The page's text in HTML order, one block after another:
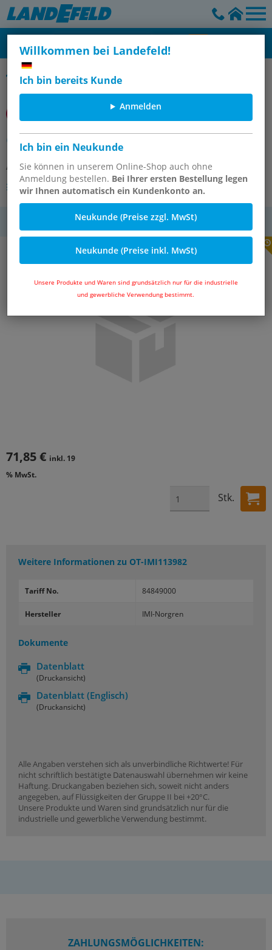
Willkommen bei Landefeld!
Ich bin bereits Kunde
Anmelden
Ich bin ein Neukunde
Sie können in unserem Online-Shop auch ohne
Anmeldung bestellen. Bei Ihrer ersten Bestellung legen
wir Ihnen automatisch ein Kundenkonto an.
Neukunde (Preise zzgl. MwSt)
Neukunde (Preise inkl. MwSt)
Unsere Produkte und Waren sind grundsätzlich nur für die industrielle
und gewerbliche Verwendung bestimmt.
Norgren US
CSK-25-13 Dichtungssatz
Artikelnummer: OT-IMI113982
Andere Varianten des Artikels
71,85 € inkl. 19
% MwSt.
Stk.
Weitere Informationen zu OT-IMI113982
Tariff No. 84849000
Hersteller IMI-Norgren
Dokumente
Datenblatt
(Druckansicht)
Datenblatt (Englisch)
(Druckansicht)
Alle Angaben verstehen sich als unverbindliche Richtwerte! Für
nicht schriftlich bestätigte Datenauswahl übernehmen wir keine
Haftung. Druckangaben beziehen sich, soweit nicht anders
angegeben, auf Flüssigkeiten der Gruppe II bei +20°C.
Unsere Produkte und Waren sind grundsätzlich nur für die
industrielle und gewerbliche Verwendung bestimmt.
ZAHLUNGSMÖGLICHKEITEN: